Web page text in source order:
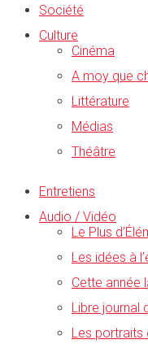
Société
Culture
Cinéma
A moy que
Littérature
Médias
Théâtre
Entretiens
Audio / Vidéo
Le Plus
Les idées à
Cette année
Libre journal
Les portraits